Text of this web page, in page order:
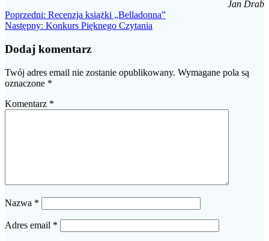
Jan Drab
Nawigacja
wpisu
Poprzedni: Poprzedni
wpis:
Recenzja książki „Belladonna”
Następny: Następny
Konkurs Pięknego Czytania
Dodaj komentarz
Twój adres email nie zostanie opublikowany. Wymagane pola są
oznaczone *
Komentarz *
Nazwa *
Adres email *